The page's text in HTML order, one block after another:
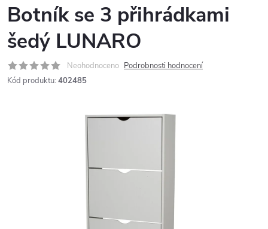
Botník se 3 přihrádkami
šedý LUNARO
Neohodnoceno Podrobnosti hodnocení
Kód produktu: 402485